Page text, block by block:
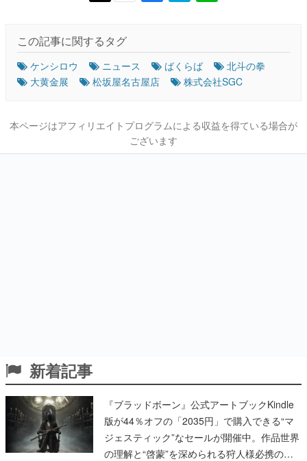
この記事に関するタグ
ケンシロウ ニュース ばくらば
北斗の拳
大黄金展
松坂屋名古屋店 株式会社SGC
本ページはアフィリエイトプログラムによる収益を得ている場合が
ございます
新着記事
『ブラッドボーン』公式アートブックKindle
版が44％オフの「2035円」で購入できる“マ
ジェスティック”なセールが開催中。作品世界
の理解と“啓蒙”を深められる狩人様必携の一